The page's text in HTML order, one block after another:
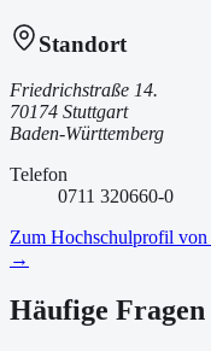
Standort
Friedrichstraße 14.
70174 Stuttgart
Baden-Württemberg
Telefon
0711 320660-0
Zum Hochschulprofil von
→
Häufige Fragen